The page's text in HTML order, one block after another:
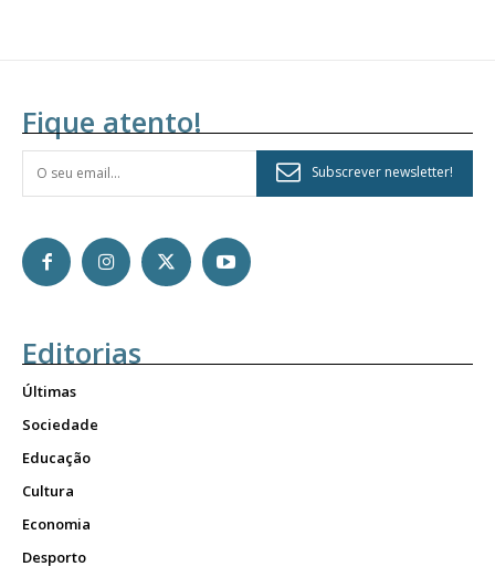
Fique atento!
Subscrever newsletter!
Editorias
Últimas
Sociedade
Educação
Cultura
Economia
Desporto